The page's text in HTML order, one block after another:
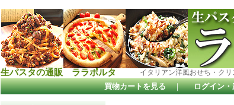
生パスタの通販 ララポルタ イタリアン洋風おせち・ク
買物カートを見る ｜ ログイン